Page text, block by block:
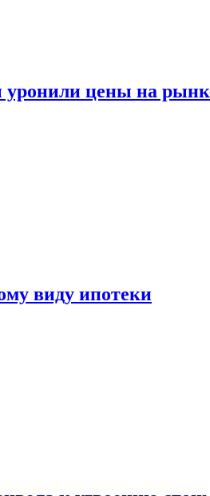
уронили цены на
виду ипотеки